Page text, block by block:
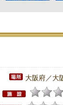
大阪府／大